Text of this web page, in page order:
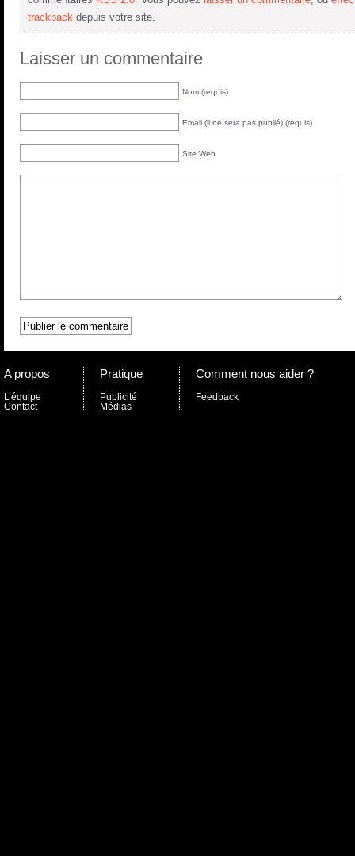
trackback depuis votre site.
Laisser un commentaire
Nom (requis)
Email (il ne sera pas publié) (requis)
Site Web
A propos
L’équipe
Contact
Pratique
Publicité
Médias
Comment nous aider ?
Feedback